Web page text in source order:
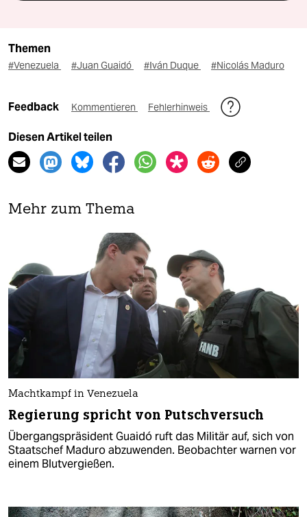
Themen
#Venezuela #Juan Guaidó #Iván Duque #Nicolás Maduro
Feedback Kommentieren Fehlerhinweis
Diesen Artikel teilen
Mehr zum Thema
Machtkampf in Venezuela
Regierung spricht von Putschversuch
Übergangspräsident Guaidó ruft das Militär auf, sich von
Staatschef Maduro abzuwenden. Beobachter warnen vor
einem Blutvergießen.